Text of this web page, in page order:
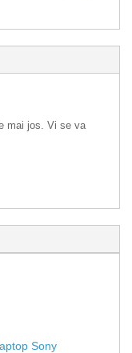
mai jos. Vi se va
Sony